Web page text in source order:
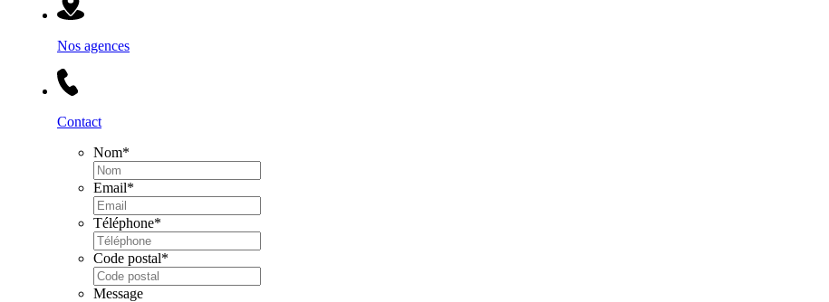
Nos agences
Contact
Nom*
Email*
Téléphone*
Code postal*
Message